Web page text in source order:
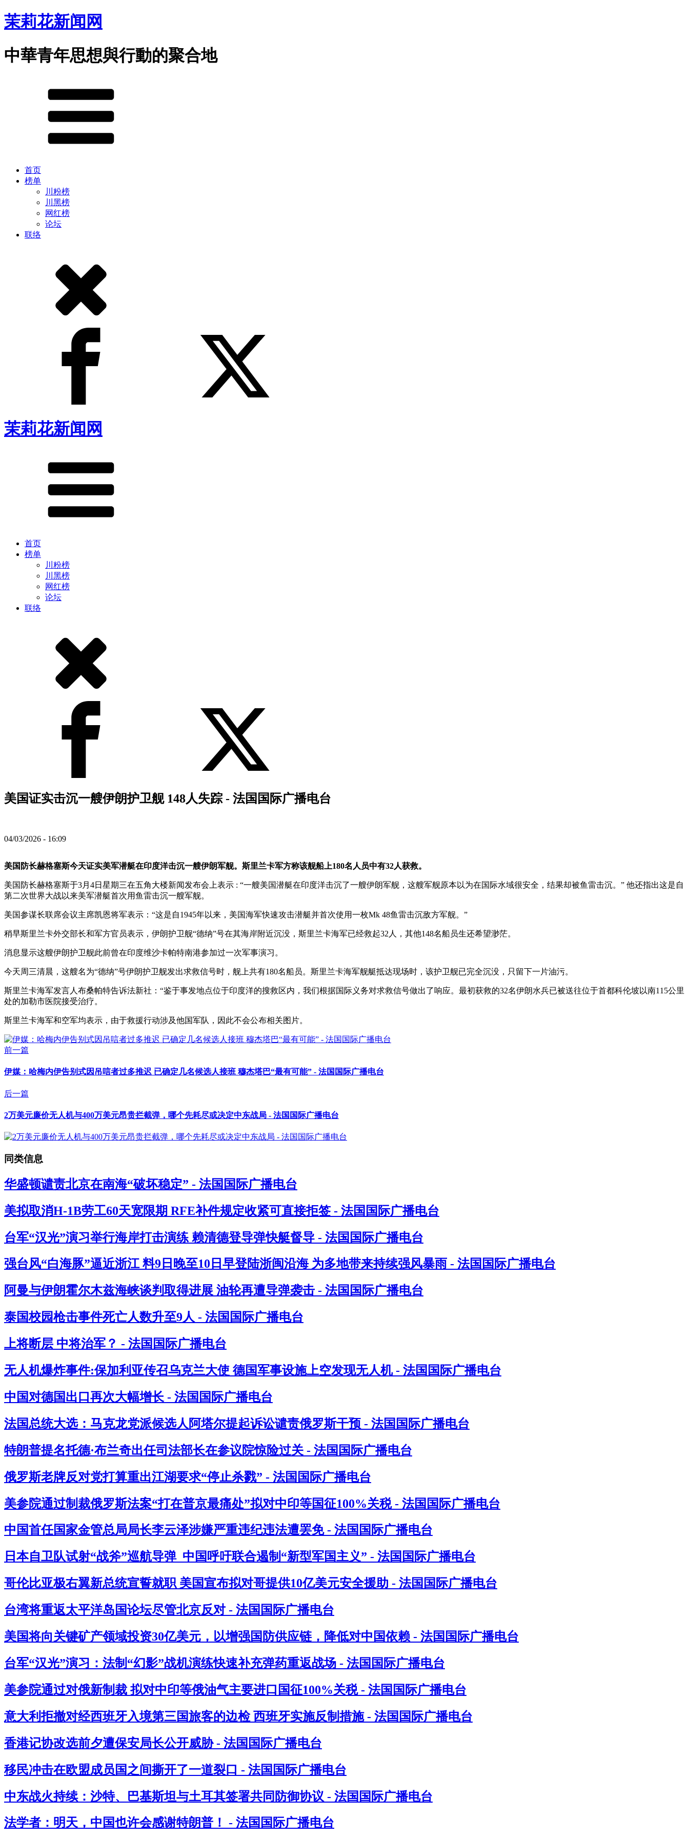
茉莉花新闻网
中華青年思想與行動的聚合地
首页
榜单
川粉榜
川黑榜
网红榜
论坛
联络
茉莉花新闻网
首页
榜单
川粉榜
川黑榜
网红榜
论坛
联络
美国证实击沉一艘伊朗护卫舰 148人失踪 - 法国国际广播电台
04/03/2026 - 16:09
美国防长赫格塞斯今天证实美军潜艇在印度洋击沉一艘伊朗军舰。斯里兰卡军方称该舰船上180名人员中有32人获救。
美国防长赫格塞斯于3月4日星期三在五角大楼新闻发布会上表示 : “一艘美国潜艇在印度洋击沉了一艘伊朗军舰，这艘军舰原本以为在国际水域很安全，结果却被鱼雷击沉。” 他还指出这是自
第二次世界大战以来美军潜艇首次用鱼雷击沉一艘军舰。
美国参谋长联席会议主席凯恩将军表示：“这是自1945年以来，美国海军快速攻击潜艇并首次使用一枚Mk 48鱼雷击沉敌方军舰。”
稍早斯里兰卡外交部长和军方官员表示，伊朗护卫舰“德纳”号在其海岸附近沉没，斯里兰卡海军已经救起32人，其他148名船员生还希望渺茫。
消息显示这艘伊朗护卫舰此前曾在印度维沙卡帕特南港参加过一次军事演习。
今天周三清晨，这艘名为“德纳”号伊朗护卫舰发出求救信号时，舰上共有180名船员。斯里兰卡海军舰艇抵达现场时，该护卫舰已完全沉没，只留下一片油污。
斯里兰卡海军发言人布桑帕特告诉法新社：“鉴于事发地点位于印度洋的搜救区内，我们根据国际义务对求救信号做出了响应。最初获救的32名伊朗水兵已被送往位于首都科伦坡以南115公里
处的加勒市医院接受治疗。
斯里兰卡海军和空军均表示，由于救援行动涉及他国军队，因此不会公布相关图片。
前一篇
伊媒：哈梅内伊告别式因吊唁者过多推迟 已确定几名候选人接班 穆杰塔巴“最有可能” - 法国国际广播电台
后一篇
2万美元廉价无人机与400万美元昂贵拦截弹，哪个先耗尽或决定中东战局 - 法国国际广播电台
同类信息
华盛顿谴责北京在南海“破坏稳定” - 法国国际广播电台
美拟取消H-1B劳工60天宽限期 RFE补件规定收紧可直接拒签 - 法国国际广播电台
台军“汉光”演习举行海岸打击演练 赖清德登导弹快艇督导 - 法国国际广播电台
强台风“白海豚”逼近浙江 料9日晚至10日早登陆浙闽沿海 为多地带来持续强风暴雨 - 法国国际广播电台
阿曼与伊朗霍尔木兹海峡谈判取得进展 油轮再遭导弹袭击 - 法国国际广播电台
泰国校园枪击事件死亡人数升至9人 - 法国国际广播电台
上将断层 中将治军？ - 法国国际广播电台
无人机爆炸事件:保加利亚传召乌克兰大使 德国军事设施上空发现无人机 - 法国国际广播电台
中国对德国出口再次大幅增长 - 法国国际广播电台
法国总统大选：马克龙党派候选人阿塔尔提起诉讼谴责俄罗斯干预 - 法国国际广播电台
特朗普提名托德·布兰奇出任司法部长在参议院惊险过关 - 法国国际广播电台
俄罗斯老牌反对党打算重出江湖要求“停止杀戮” - 法国国际广播电台
美参院通过制裁俄罗斯法案“打在普京最痛处”拟对中印等国征100%关税 - 法国国际广播电台
中国首任国家金管总局局长李云泽涉嫌严重违纪违法遭罢免 - 法国国际广播电台
日本自卫队试射“战斧”巡航导弹 中国呼吁联合遏制“新型军国主义” - 法国国际广播电台
哥伦比亚极右翼新总统宣誓就职 美国宣布拟对哥提供10亿美元安全援助 - 法国国际广播电台
台湾将重返太平洋岛国论坛尽管北京反对 - 法国国际广播电台
美国将向关键矿产领域投资30亿美元，以增强国防供应链，降低对中国依赖 - 法国国际广播电台
台军“汉光”演习：法制“幻影”战机演练快速补充弹药重返战场 - 法国国际广播电台
美参院通过对俄新制裁 拟对中印等俄油气主要进口国征100%关税 - 法国国际广播电台
意大利拒撤对经西班牙入境第三国旅客的边检 西班牙实施反制措施 - 法国国际广播电台
香港记协改选前夕遭保安局长公开威胁 - 法国国际广播电台
移民冲击在欧盟成员国之间撕开了一道裂口 - 法国国际广播电台
中东战火持续：沙特、巴基斯坦与土耳其签署共同防御协议 - 法国国际广播电台
法学者：明天，中国也许会感谢特朗普！ - 法国国际广播电台